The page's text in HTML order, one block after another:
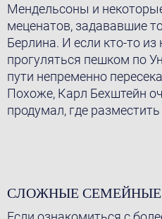
Мендельсоны и
меценатов, задававшие
Берлина. И если кто-то из
прогуляться пешком по
пути непременно
Похоже, Карл Бехштейн
продумал, где
СЛОЖНЫЕ СЕМЕЙНЫЕ